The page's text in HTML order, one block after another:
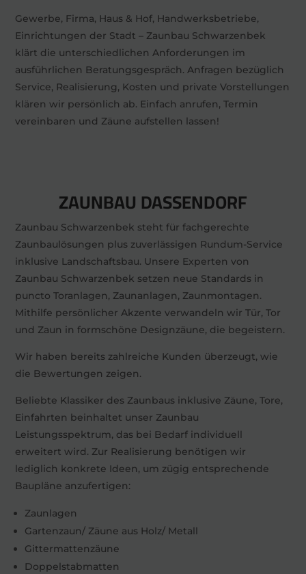
Gewerbe, Firma, Haus & Hof, Handwerksbetriebe,
Einrichtungen der Stadt – Zaunbau Schwarzenbek
klärt die unterschiedlichen Anforderungen im
ausführlichen Beratungsgespräch. Anfragen bezüglich
Service, Realisierung, Kosten und private Vorstellungen
klären wir persönlich ab. Einfach anrufen, Termin
vereinbaren und Zäune aufstellen lassen!
ZAUNBAU DASSENDORF
Zaunbau Schwarzenbek steht für fachgerechte
Zaunbaulösungen plus zuverlässigen Rundum-Service
inklusive Landschaftsbau. Unsere Experten von
Zaunbau Schwarzenbek setzen neue Standards in
puncto Toranlagen, Zaunanlagen, Zaunmontagen.
Mithilfe persönlicher Akzente verwandeln wir Tür, Tor
und Zaun in formschöne Designzäune, die begeistern.
Wir haben bereits zahlreiche Kunden überzeugt, wie
die Bewertungen zeigen.
Beliebte Klassiker des Zaunbaus inklusive Zäune, Tore,
Einfahrten beinhaltet unser Zaunbau
Leistungsspektrum, das bei Bedarf individuell
erweitert wird. Zur Realisierung benötigen wir
lediglich konkrete Ideen, um zügig entsprechende
Baupläne anzufertigen:
Zaunlagen
Gartenzaun/ Zäune aus Holz/ Metall
Gittermattenzäune
Doppelstabmatten